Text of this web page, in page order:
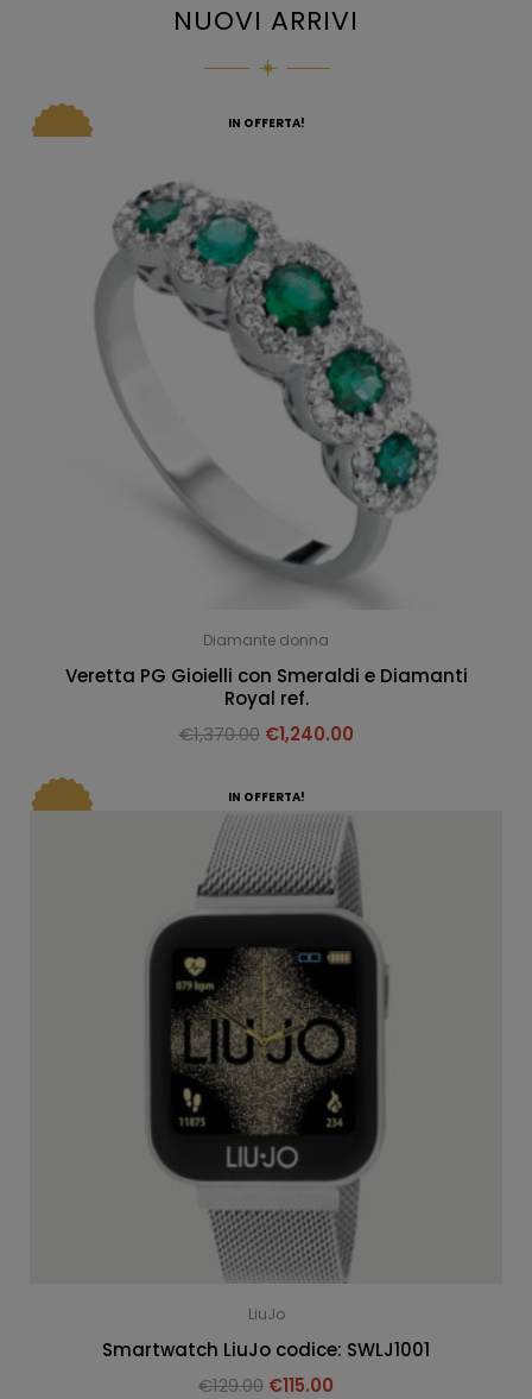
NUOVI ARRIVI
IN OFFERTA!
Diamante donna
Veretta PG Gioielli con Smeraldi e Diamanti
Royal ref.
€1,370.00 €1,240.00
IN OFFERTA!
LiuJo
Smartwatch LiuJo codice: SWLJ1001
€129.00 €115.00